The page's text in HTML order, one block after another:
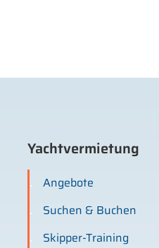
Yachtvermietung
Angebote
Suchen & Buchen
Skipper-Training